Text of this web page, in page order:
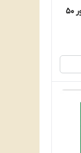
سس ماکارونی با طعم ریحان کنور 50